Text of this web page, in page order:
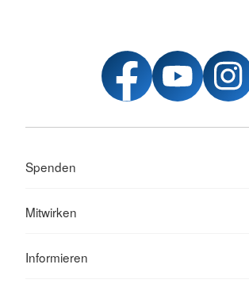
Spenden
Mitwirken
Informieren